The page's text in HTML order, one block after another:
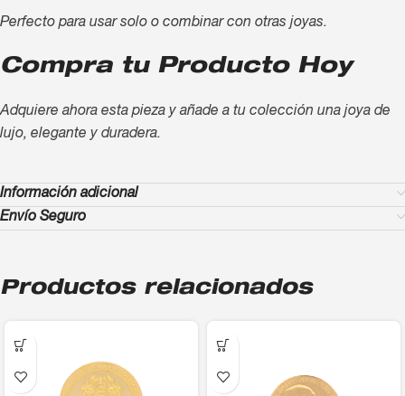
Perfecto para usar solo o combinar con otras joyas.
Compra tu Producto Hoy
Adquiere ahora esta pieza y añade a tu colección una joya de
lujo, elegante y duradera.
Información adicional
Envío Seguro
Productos relacionados